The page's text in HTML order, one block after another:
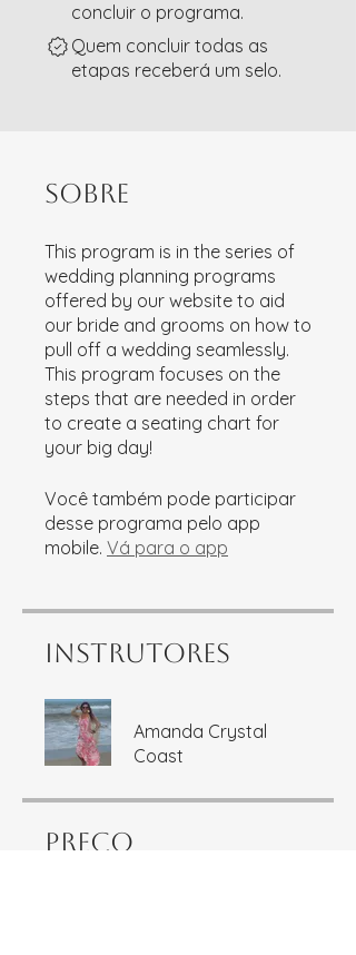
concluir o programa.
Quem concluir todas as
etapas receberá um selo.
Sobre
This program is in the series of
wedding planning programs
offered by our website to aid
our bride and grooms on how to
pull off a wedding seamlessly.
This program focuses on the
steps that are needed in order
to create a seating chart for
your big day!
Você também pode participar
desse programa pelo app
mobile. Vá para o app
Instrutores
Amanda Crystal
Coast
Preço